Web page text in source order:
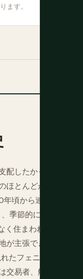
ます。
配したかったすべ
とんどが順番に
頃から連続して
季節的に使われた
住まわれてきた
が主張できないも
たフェニキア人は
易者、航海者、